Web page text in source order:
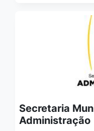
Secretaria
Administração